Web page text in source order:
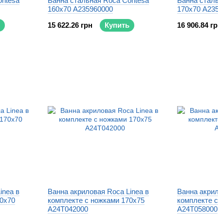
160x70 A235960000
15 622.26 грн
Купить
170x70
16 906.84
в
Ванна акриловая Roca Linea в
комплекте с ножками 170x75
A24T042000
Ванна
комплекте
A24T058000